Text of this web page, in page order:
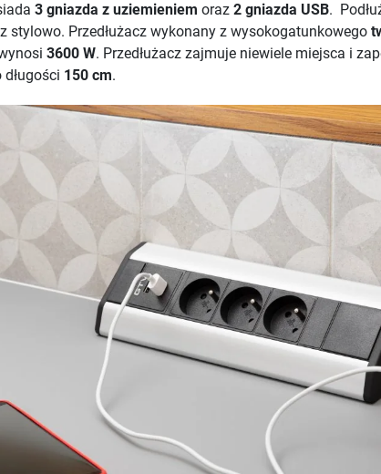
3 gniazda z uziemieniem oraz 2 gniazda USB.
Przedłużacz wykonany z wysokogatunkowego
3600 W. Przedłużacz zajmuje niewiele miejsca i
150 cm.